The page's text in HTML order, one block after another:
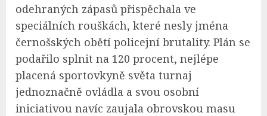
odehraných zápasů přispěchala ve
speciálních rouškách, které nesly jména
černošských obětí policejní brutality. Plán se
podařilo splnit na 120 procent, nejlépe
placená sportovkyně světa turnaj
jednoznačně ovládla a svou osobní
iniciativou navíc zaujala obrovskou masu